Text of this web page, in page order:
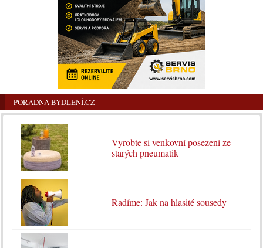
PORADNA BYDLENÍ.CZ
Vyrobte si venkovní posezení ze
starých pneumatik
Radíme: Jak na hlasité sousedy